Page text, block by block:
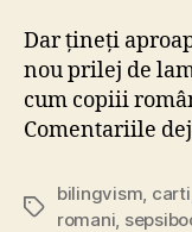
Dar țineți
nou prilej de
cum copiii
Comentariile
Tags
bilingvism carti
romani